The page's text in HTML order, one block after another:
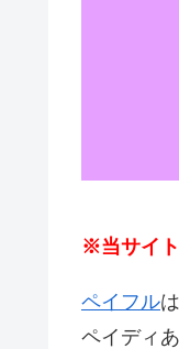
※当サイ
ペイフル
ペイディ